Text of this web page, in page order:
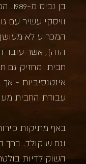
בן
וויסקי עשיר עם
המכריע לא
הזה), אשר עובד
חבית ומחזיק גם
אינטנסיביות -
עבודת החבית
באף מתיקות
וגם שוקולד. בחך
השוקולדיות